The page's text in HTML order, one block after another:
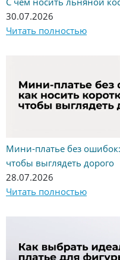
30.07.2026
Читать полностью
Мини-платье без
чтобы выглядеть дорого
28.07.2026
Читать полностью